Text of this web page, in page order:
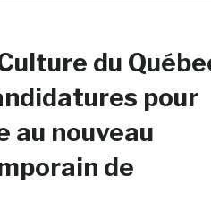
du
pour
nouveau
de